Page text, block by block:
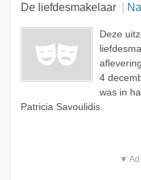
De liefdesmakelaar
Deze
4
was in
Patricia Savoulidis.
▼ Ad